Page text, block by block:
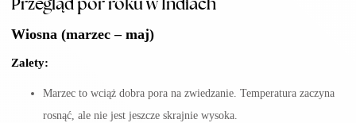
Wiosna (marzec – maj)
Zalety:
Marzec to wciąż dobra pora na zwiedzanie. Temperatura zaczyna
rosnąć, ale nie jest jeszcze skrajnie wysoka.